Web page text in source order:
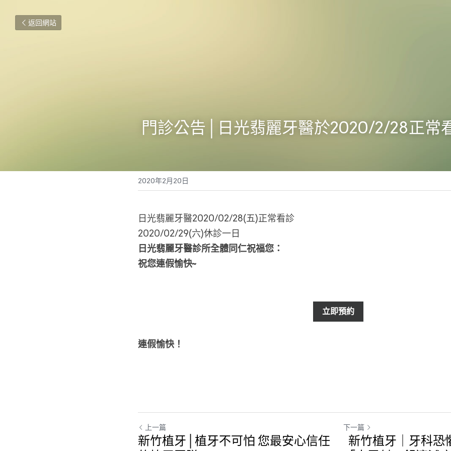
返回網站
門診公告│日光翡麗牙醫於2020/2/28正常
2020年2月20日
日光翡麗牙醫2020/02/28(五)正常看診
2020/02/29(六)休診一日
日光翡麗牙醫診所全體同仁祝福您：
祝您連假愉快~
立即預約
連假愉快！
上一篇
新竹植牙│植牙不可怕 您最安心信任
下一篇
新竹植牙｜牙科恐